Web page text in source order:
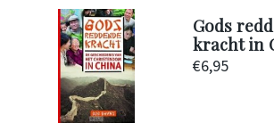
Gods
kracht in
€6,95